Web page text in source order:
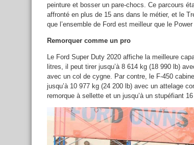
peinture et bosser un pare-chocs. Ce parcours
affronté en plus de 15 ans dans le métier, et le
que l’ensemble de Ford est meilleur que le
Remorquer comme un pro
Le Ford Super Duty 2020 affiche la meilleure
litres, il peut tirer jusqu’à 8 614 kg (18 990 lb)
avec un col de cygne. Par contre, le F-450
jusqu’à 10 977 kg (24 200 lb) avec un attelage
remorque à sellette et un jusqu’à un stupéfiant